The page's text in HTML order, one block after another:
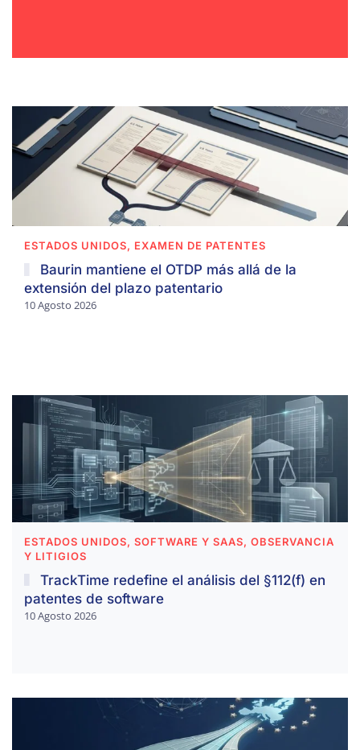
ESTADOS UNIDOS, EXAMEN DE PATENTES
Baurin mantiene el OTDP más allá de la
extensión del plazo patentario
10 Agosto 2026
ESTADOS UNIDOS, SOFTWARE Y SAAS, OBSERVANCIA
Y LITIGIOS
TrackTime redefine el análisis del §112(f) en
patentes de software
10 Agosto 2026